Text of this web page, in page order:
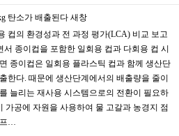
탄소가 배출된다 새창
컵의 환경성과 전 과정 평가(LCA) 비교 보고
서 종이컵을 포함한 일회용 컵과 다회용 컵 시
종이컵은 일회용 플라스틱 컵과 함께 생산단
한다. 때문에 생산단계에서의 배출량을 줄이
늘리는 재사용 시스템으로의 전환이 필요하
가공에 자원을 사용하여 물 고갈과 농경지 점
…